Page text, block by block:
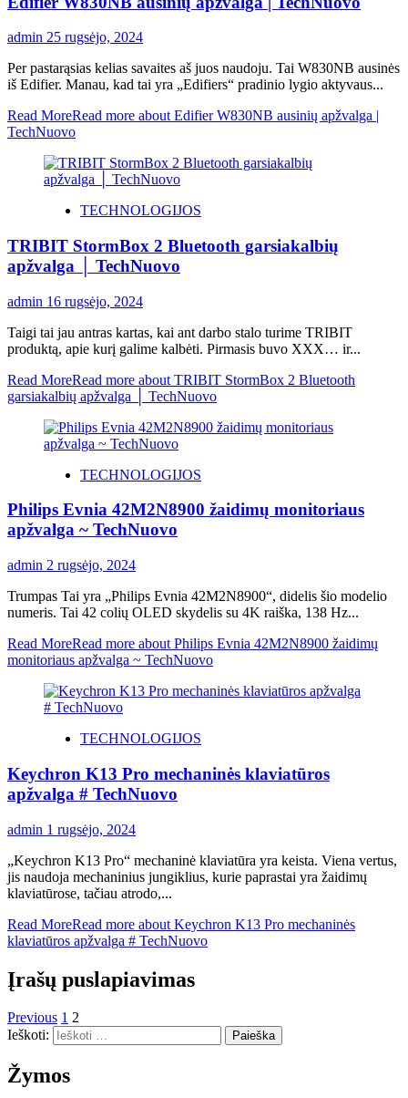
admin 25 rugsėjo, 2024
Per pastarąsias kelias savaites aš juos naudoju. Tai W830NB ausinės
iš Edifier. Manau, kad tai yra „Edifiers“ pradinio lygio aktyvaus...
Read MoreRead more about Edifier W830NB ausinių apžvalga |
TechNuovo
TECHNOLOGIJOS
TRIBIT StormBox 2 Bluetooth garsiakalbių
apžvalga │ TechNuovo
admin 16 rugsėjo, 2024
Taigi tai jau antras kartas, kai ant darbo stalo turime TRIBIT
produktą, apie kurį galime kalbėti. Pirmasis buvo XXX… ir...
Read MoreRead more about TRIBIT StormBox 2 Bluetooth
garsiakalbių apžvalga │ TechNuovo
TECHNOLOGIJOS
Philips Evnia 42M2N8900 žaidimų monitoriaus
apžvalga ~ TechNuovo
admin 2 rugsėjo, 2024
Trumpas Tai yra „Philips Evnia 42M2N8900“, didelis šio modelio
numeris. Tai 42 colių OLED skydelis su 4K raiška, 138 Hz...
Read MoreRead more about Philips Evnia 42M2N8900 žaidimų
monitoriaus apžvalga ~ TechNuovo
TECHNOLOGIJOS
Keychron K13 Pro mechaninės klaviatūros
apžvalga # TechNuovo
admin 1 rugsėjo, 2024
„Keychron K13 Pro“ mechaninė klaviatūra yra keista. Viena vertus,
jis naudoja mechaninius jungiklius, kurie paprastai yra žaidimų
klaviatūrose, tačiau atrodo,...
Read MoreRead more about Keychron K13 Pro mechaninės
klaviatūros apžvalga # TechNuovo
Įrašų puslapiavimas
Previous 1 2
Ieškoti:
Žymos